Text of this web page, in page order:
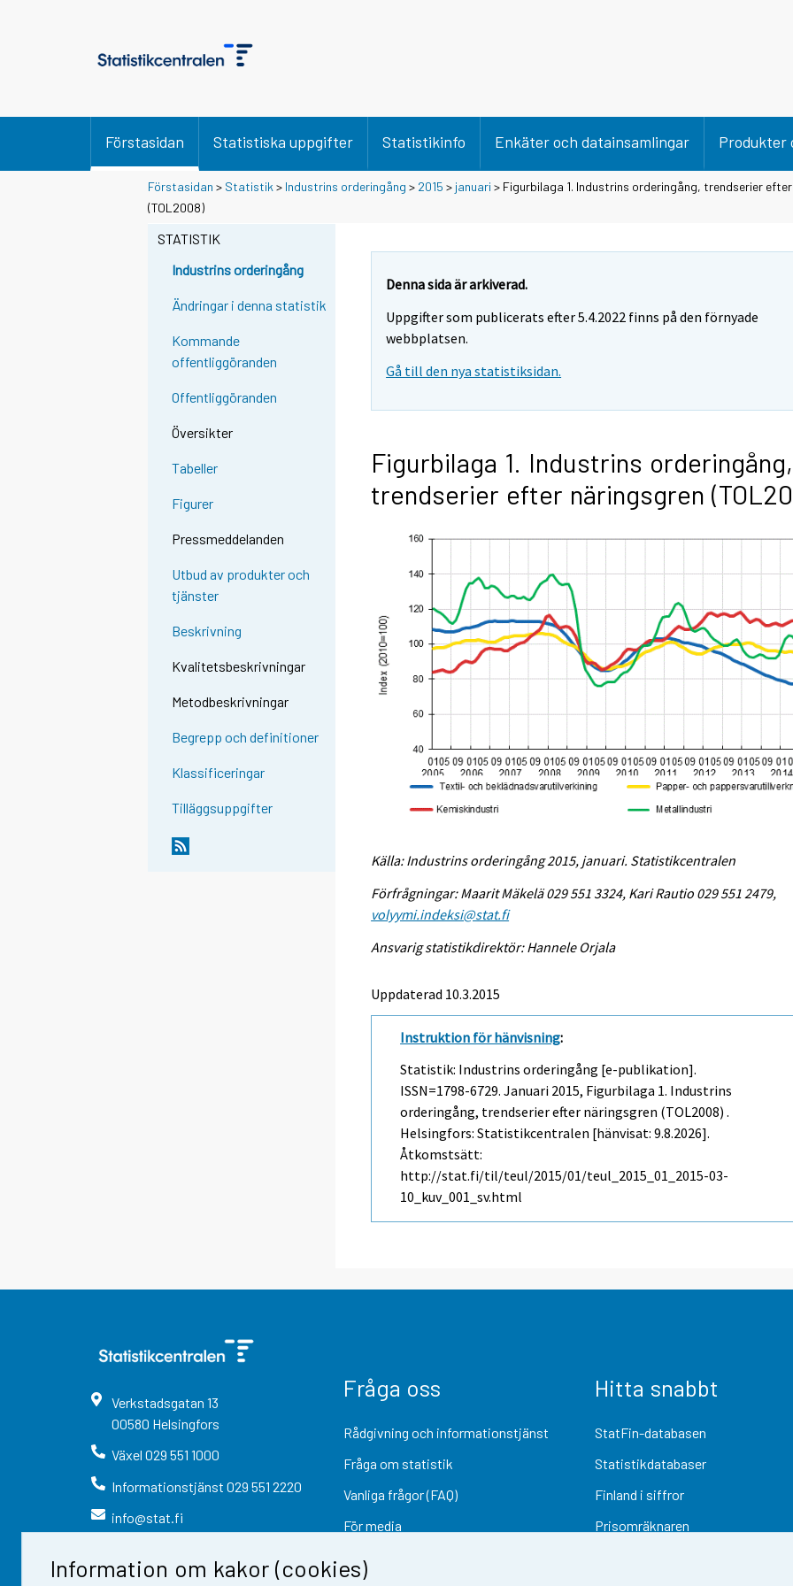
Information om kakor (cookies)
Förstasidan Statistiska uppgifter Statistikinfo Enkäter och datainsamlingar Produkter
Förstasidan > Statistik > Industrins orderingång > 2015 > januari > Figurbilaga 1. Industrins orderingång, trendserier
(TOL2008)
STATISTIK
Industrins orderingång
Ändringar i denna statistik
Kommande
offentliggöranden
Offentliggöranden
Översikter
Tabeller
Figurer
Pressmeddelanden
Utbud av produkter och
tjänster
Beskrivning
Kvalitetsbeskrivningar
Metodbeskrivningar
Begrepp och definitioner
Klassificeringar
Tilläggsuppgifter
Denna sida är arkiverad.
Uppgifter som publicerats efter 5.4.2022 finns på den förnyade
webbplatsen.
Gå till den nya statistiksidan.
Figurbilaga 1. Industrins orderingång,
trendserier efter näringsgren
Källa: Industrins orderingång 2015, januari. Statistikcentralen
Förfrågningar: Maarit Mäkelä 029 551 3324, Kari Rautio 029 551 2479,
volyymi.indeksi@stat.fi
Ansvarig statistikdirektör: Hannele Orjala
Uppdaterad 10.3.2015
Instruktion för hänvisning:
Statistik: Industrins orderingång [e-publikation].
ISSN=1798-6729.Januari 2015, Figurbilaga 1. Industrins
orderingång, trendserier efter näringsgren (TOL2008) .
Helsingfors: Statistikcentralen [hänvisat: 9.8.2026].
Åtkomstsätt:
http://stat.fi/til/teul/2015/01/teul_2015_01_2015-03-
10_kuv_001_sv.html
Verkstadsgatan 13
00580 Helsingfors
Växel 029 551 1000
Informationstjänst 029 551 2220
info@stat.fi
Fråga oss
Rådgivning och informationstjänst
Fråga om statistik
Vanliga frågor (FAQ)
För media
Hitta snabbt
StatFin-databasen
Statistikdatabaser
Finland i siffror
Prisomräknaren